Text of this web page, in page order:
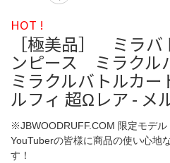
HOT !
［極美品］ ミラ
ンピース ミラクル
ミラクルバトルカー
ルフィ 超Ωレア - メ
※JBWOODRUFF.COM 限定モデル
YouTuberの皆様に商品の使い心地
す！